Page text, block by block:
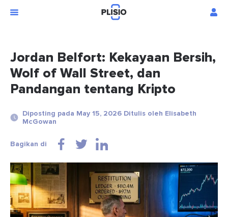
Jordan Belfort: Kekayaan Bersih,
Wolf of Wall Street, dan
Pandangan tentang Kripto
Diposting pada May 15, 2026 Ditulis oleh Elisabeth
McGowan
Bagikan di